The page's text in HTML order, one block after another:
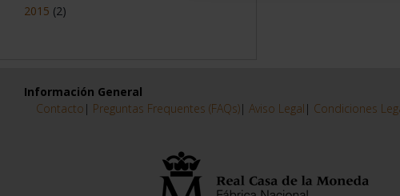
2015 (2)
Información General
Contacto | Preguntas Frequentes (FAQs)| Aviso Legal | Condiciones